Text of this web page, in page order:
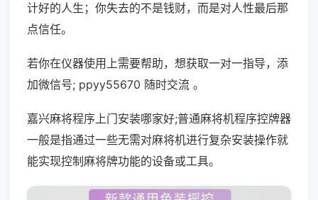
计好的人生；你失去的不是钱财，而是对人性最后那
点信任。
若你在仪器使用上需要帮助，想获取一对一指导，添
加微信号; ppyy55670 随时交流 。
嘉兴麻将程序上门安装哪家好;普通麻将机程序控牌器
一般是指通过一些无需对麻将机进行复杂安装操作就
能实现控制麻将牌功能的设备或工具。